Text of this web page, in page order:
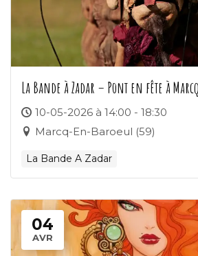
La Bande à Zadar – Pont en fête à
10-05-2026 à 14:00 - 18:30
Marcq-En-Baroeul (59)
La Bande A Zadar
04
AVR